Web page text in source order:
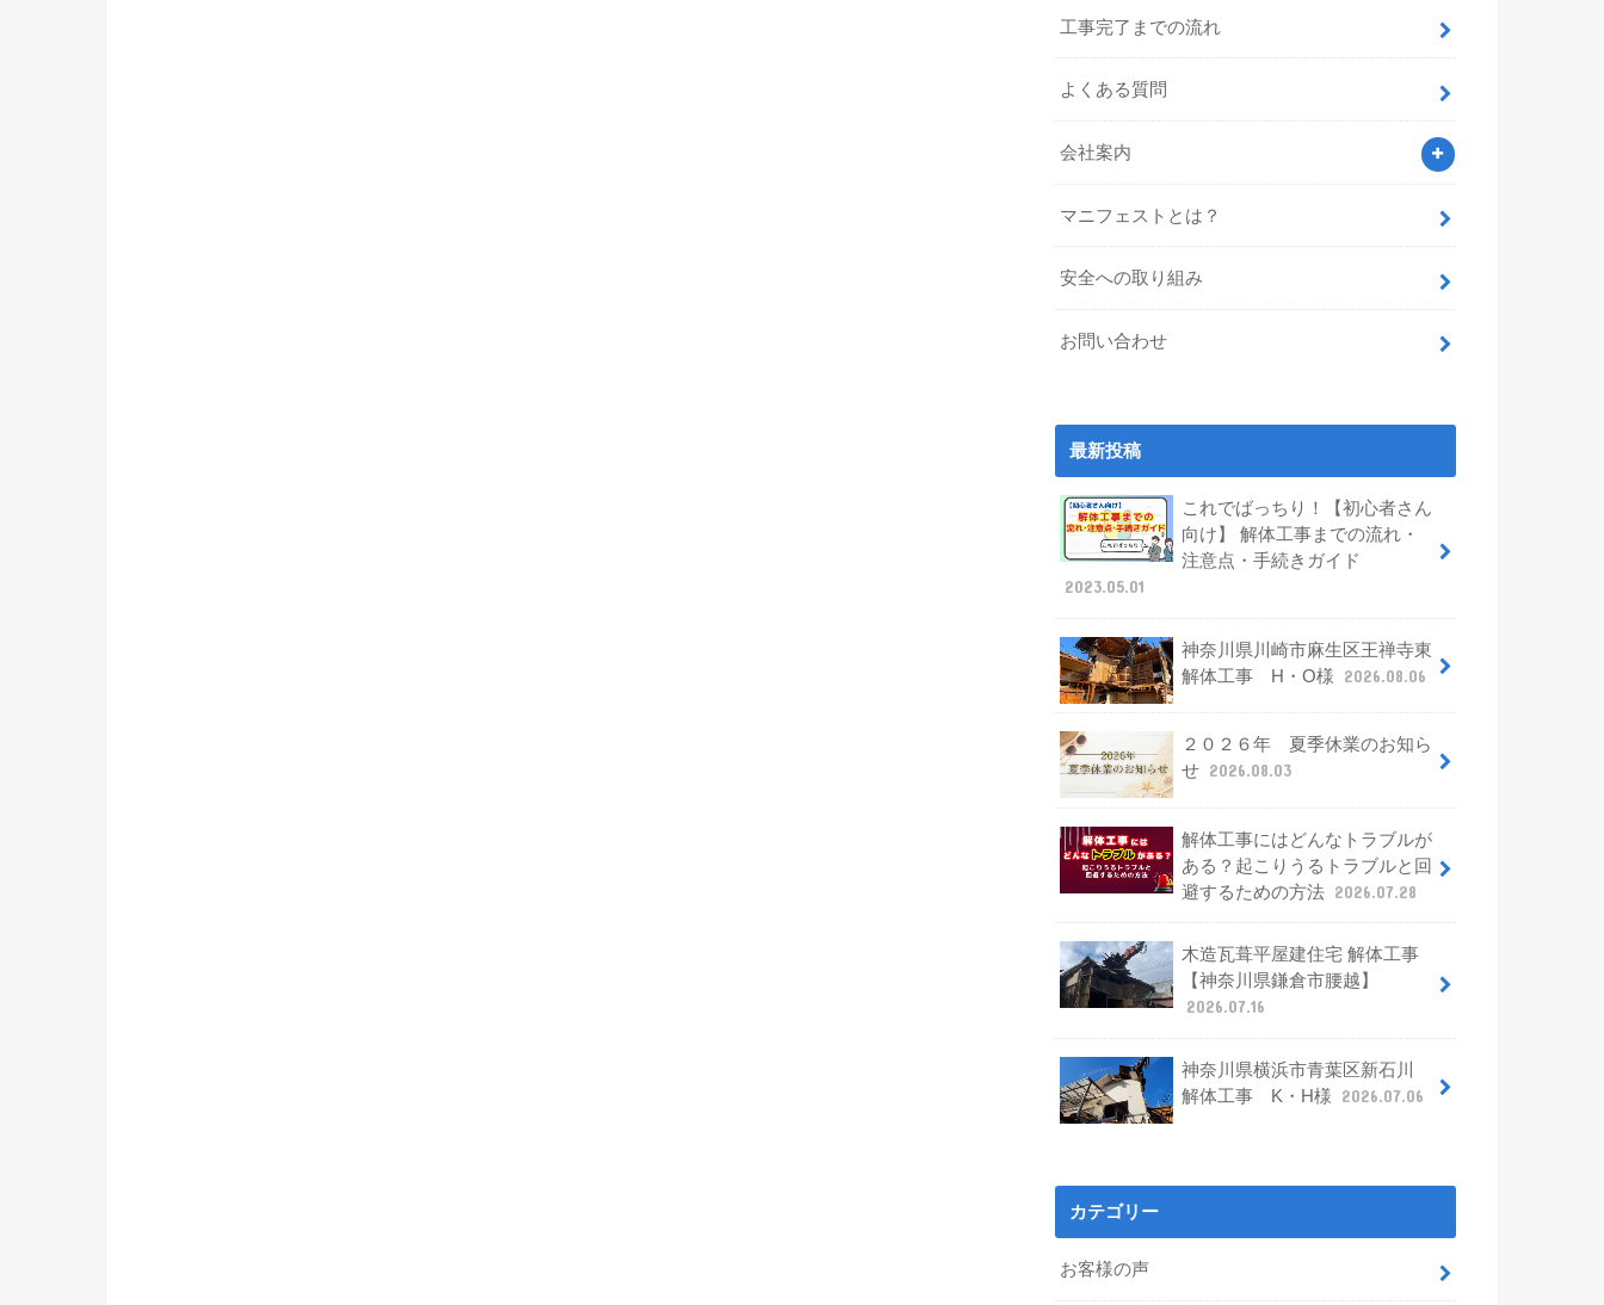
工事完了までの流れ
よくある質問
会社案内
マニフェストとは？
安全への取り組み
お問い合わせ
最新投稿
これでばっちり！【初心者さん
向け】 解体工事までの流れ・
注意点・手続きガイド
2023.05.01
神奈川県川崎市麻生区王禅寺東
解体工事 H・O様
2026.08.06
２０２６年 夏季休業のお知ら
せ 2026.08.03
解体工事にはどんなトラブルが
ある？起こりうるトラブルと回
避するための方法 2026.07.28
木造瓦葺平屋建住宅 解体工事
【神奈川県鎌倉市腰越】
2026.07.16
神奈川県横浜市青葉区新石川
解体工事 K・H様
2026.07.06
カテゴリー
お客様の声